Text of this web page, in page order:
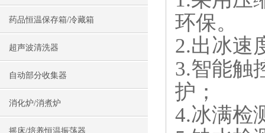
药品恒温保存箱/冷藏箱
超声波清洗器
自动部分收集器
消化炉/消煮炉
摇床/培养恒温振荡器
环保。
2.出冰速
3.智能触
护；
4.冰满检